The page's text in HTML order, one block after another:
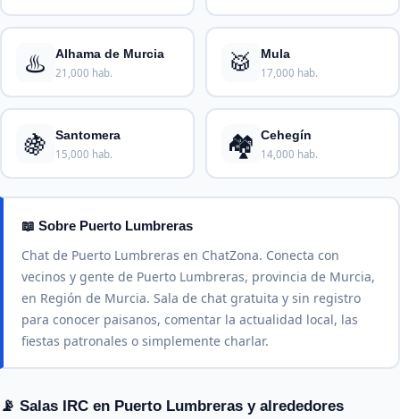
♨️ Alhama de Murcia
21,000 hab. 🥁 Mula
17,000 hab.
🍇 Santomera
15,000 hab. 🏘️ Cehegín
14,000 hab.
📖 Sobre Puerto Lumbreras
Chat de Puerto Lumbreras en ChatZona. Conecta con
vecinos y gente de Puerto Lumbreras, provincia de Murcia,
en Región de Murcia. Sala de chat gratuita y sin registro
para conocer paisanos, comentar la actualidad local, las
fiestas patronales o simplemente charlar.
📡 Salas IRC en Puerto Lumbreras y alrededores